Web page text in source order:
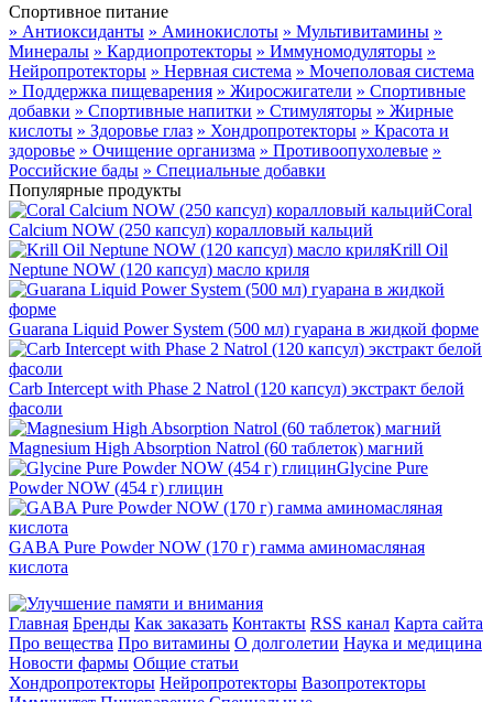
Спортивное питание
» Антиоксиданты » Аминокислоты » Мультивитамины »
Минералы » Кардиопротекторы » Иммуномодуляторы »
Нейропротекторы » Нервная система » Мочеполовая система
» Поддержка пищеварения » Жиросжигатели » Спортивные
добавки » Спортивные напитки » Стимуляторы » Жирные
кислоты » Здоровье глаз » Хондропротекторы » Красота и
здоровье » Очищение организма » Противоопухолевые »
Российские бады » Специальные добавки
Популярные продукты
Coral
Calcium NOW (250 капсул) коралловый кальций
Krill Oil
Neptune NOW (120 капсул) масло криля
Guarana Liquid Power System (500 мл) гуарана в жидкой форме
Carb Intercept with Phase 2 Natrol (120 капсул) экстракт белой
фасоли
Magnesium High Absorption Natrol (60 таблеток) магний
Glycine Pure
Powder NOW (454 г) глицин
GABA Pure Powder NOW (170 г) гамма аминомасляная
кислота
Главная Бренды Как заказать Контакты RSS канал Карта сайта
Про вещества Про витамины О долголетии Наука и медицина
Новости фармы Общие статьи
Хондропротекторы Нейропротекторы Вазопротекторы